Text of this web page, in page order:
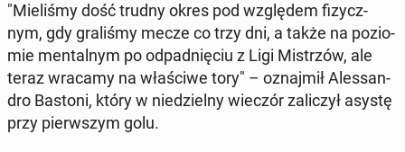
"Mie­li­śmy dość trudny okres pod wzglę­dem fi­zycz­
nym, gdy gra­li­śmy mecze co trzy dni, a także na po­zio­
mie men­tal­nym po od­pad­nię­ciu z Ligi Mi­strzów, ale
teraz wracamy na wła­ści­we tory" – oznaj­mił Ales­san­
dro Bastoni, który w nie­dziel­ny wieczór za­li­czył asystę
przy pierw­szym golu.